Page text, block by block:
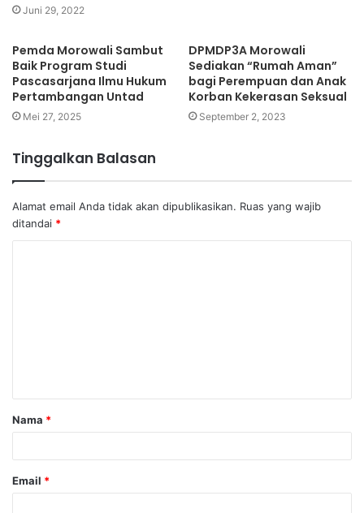
Juni 29, 2022
Pemda Morowali Sambut
Baik Program Studi
Pascasarjana Ilmu Hukum
Pertambangan Untad
Mei 27, 2025
DPMDP3A Morowali
Sediakan “Rumah Aman”
bagi Perempuan dan Anak
Korban Kekerasan Seksual
September 2, 2023
Tinggalkan Balasan
Alamat email Anda tidak akan dipublikasikan. Ruas yang wajib
ditandai *
a
r
Nama *
Email *